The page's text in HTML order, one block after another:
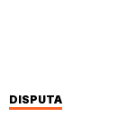
DISPUTA